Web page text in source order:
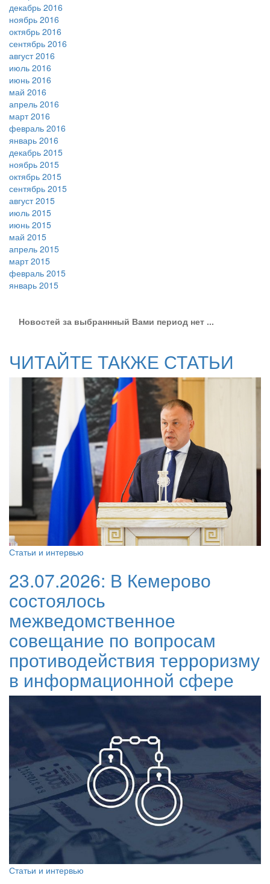
декабрь 2016
ноябрь 2016
октябрь 2016
сентябрь 2016
август 2016
июль 2016
июнь 2016
май 2016
апрель 2016
март 2016
февраль 2016
январь 2016
декабрь 2015
ноябрь 2015
октябрь 2015
сентябрь 2015
август 2015
июль 2015
июнь 2015
май 2015
апрель 2015
март 2015
февраль 2015
январь 2015
Новостей за выбраннный Вами период нет ...
ЧИТАЙТЕ ТАКЖЕ СТАТЬИ
Статьи и интервью
23.07.2026: В Кемерово
состоялось
межведомственное
совещание по вопросам
противодействия терроризму
в информационной сфере
Статьи и интервью